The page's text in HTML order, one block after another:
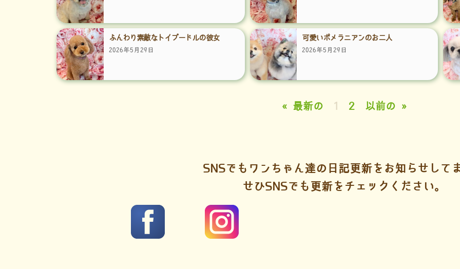
ふんわり素敵なトイプードルの彼女
2026年5月29日
可愛いポメラニアンのお二人
2026年5月29日
« 最新の 1 2 以前の »
SNSでもワンちゃん達の日記更新をお知らせして
せひSNSでも更新をチェックください。